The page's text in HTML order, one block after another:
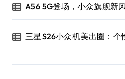
A56 5G登场，小众旗舰新
三星S26小众机美出圈：个